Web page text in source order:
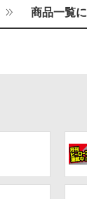
商品一覧